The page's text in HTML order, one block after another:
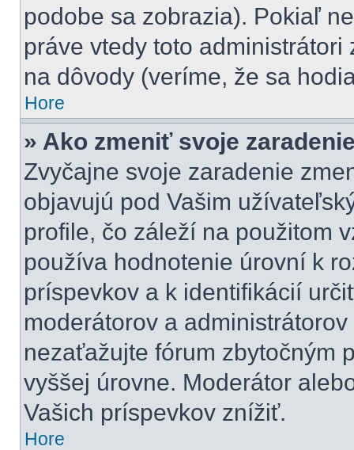
podobe sa zobrazia). Pokiaľ
práve vtedy toto
na dôvody (veríme, že sa
Hore
» Ako zmeniť svoje
Zvyčajne svoje zaradenie
objavujú pod Vašim
profile, čo záleží na použitom
používa hodnotenie úrovní k
príspevkov a k identifikácií
moderátorov a
nezaťažujte fórum zbytočným
vyššej úrovne. Moderátor
Vašich príspevkov znížiť.
Hore